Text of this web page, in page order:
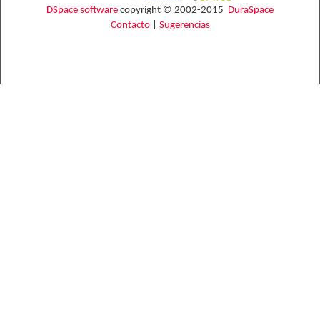
DSpace software copyright © 2002-2015 DuraSpace
Contacto| Sugerencias